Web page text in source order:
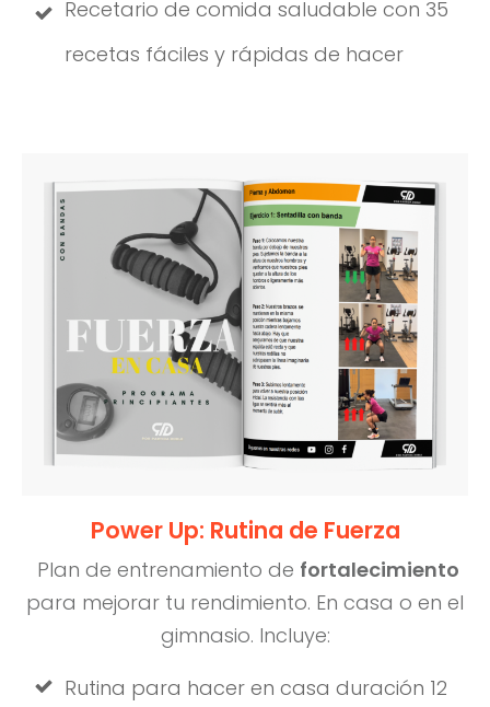
Recetario de comida saludable con 35
recetas fáciles y rápidas de hacer
Power Up: Rutina de Fuerza
Plan de entrenamiento de fortalecimiento
para mejorar tu rendimiento. En casa o en el
gimnasio. Incluye:
Rutina para hacer en casa duración 12